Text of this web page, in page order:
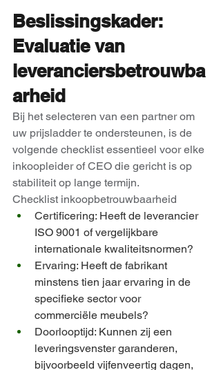
Beslissingskader:
Evaluatie van
leveranciersbetrouwba
arheid
Bij het selecteren van een partner om
uw prijsladder te ondersteunen, is de
volgende checklist essentieel voor elke
inkoopleider of CEO die gericht is op
stabiliteit op lange termijn.
Checklist inkoopbetrouwbaarheid
Certificering: Heeft de leverancier
ISO 9001 of vergelijkbare
internationale kwaliteitsnormen?
Ervaring: Heeft de fabrikant
minstens tien jaar ervaring in de
specifieke sector voor
commerciële meubels?
Doorlooptijd: Kunnen zij een
leveringsvenster garanderen,
bijvoorbeeld vijfenveertig dagen,